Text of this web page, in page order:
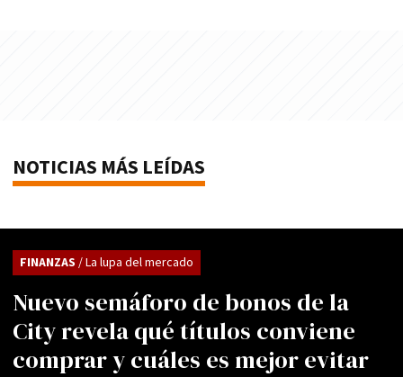
NOTICIAS MÁS LEÍDAS
Nuevo semáforo de bonos de la
City revela qué títulos conviene
comprar y cuáles es mejor evitar
FINANZAS / La lupa del mercado